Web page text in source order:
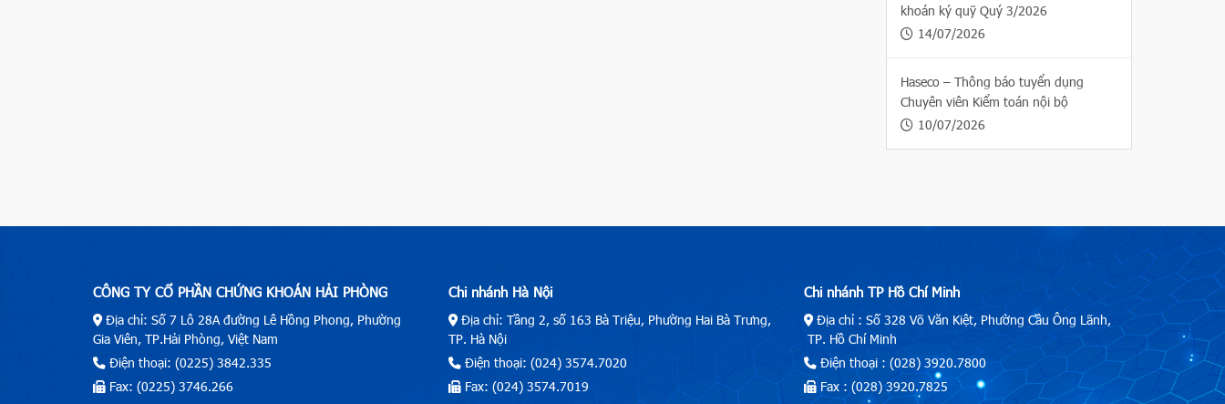
khoán ký quỹ Quý 3/2026
14/07/2026
Haseco – Thông báo tuyển dụng
Chuyên viên Kiểm toán nội bộ
10/07/2026
CÔNG TY CỔ PHẦN CHỨNG KHOÁN HẢI PHÒNG
Địa chỉ: Số 7 Lô 28A đường Lê Hồng Phong, Phường
Gia Viên, TP.Hải Phòng, Việt Nam
Điện thoại: (0225) 3842.335
Fax: (0225) 3746.266
Chi nhánh Hà Nội
Địa chỉ: Tầng 2, số 163 Bà Triệu, Phường Hai Bà Trưng,
TP. Hà Nội
Điện thoại: (024) 3574.7020
Fax: (024) 3574.7019
Chi nhánh TP Hồ Chí Minh
Địa chỉ : Số 328 Võ Văn Kiệt, Phường Cầu Ông Lãnh,
TP. Hồ Chí Minh
Điện thoại : (028) 3920.7800
Fax : (028) 3920.7825